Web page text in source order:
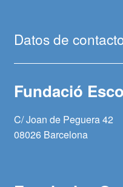
Datos de
Fundació
C/ Joan de Peguera 42
08026 Barcelona